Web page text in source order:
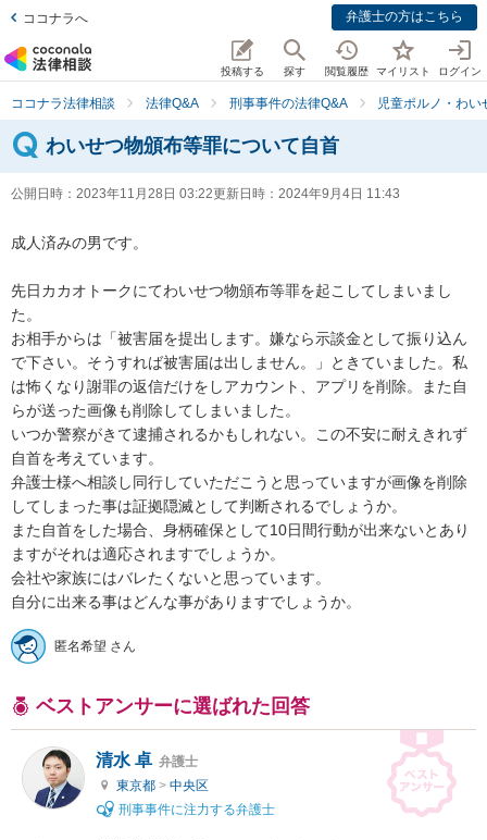
ココナラへ 弁護士の方はこちら
投稿する 探す 閲覧履歴 マイリスト ログイン
ココナラ法律相談 法律Q&A 刑事事件の法律Q&A 児童ポルノ・わ
わいせつ物頒布等罪について自首
公開日時： 2023年11月28日 03:22更新日時： 2024年9月4日 11:43
成人済みの男です。
先日カカオトークにてわいせつ物頒布等罪を起こしてしまいまし
た。
お相手からは「被害届を提出します。嫌なら示談金として振り込ん
で下さい。そうすれば被害届は出しません。」ときていました。私
は怖くなり謝罪の返信だけをしアカウント、アプリを削除。また自
らが送った画像も削除してしまいました。
いつか警察がきて逮捕されるかもしれない。この不安に耐えきれず
自首を考えています。
弁護士様へ相談し同行していただこうと思っていますが画像を削除
してしまった事は証拠隠滅として判断されるでしょうか。
また自首をした場合、身柄確保として10日間行動が出来ないとあり
ますがそれは適応されますでしょうか。
会社や家族にはバレたくないと思っています。
自分に出来る事はどんな事がありますでしょうか。
匿名希望 さん
ベストアンサーに選ばれた回答
清水 卓 弁護士
東京都 > 中央区
刑事事件に注力する弁護士